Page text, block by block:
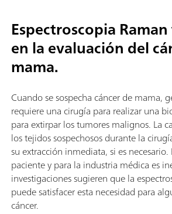
Espectroscopia
en la evaluación del
mama.
Cuando se sospecha cáncer de mama,
requiere una cirugía para realizar una
para extirpar los tumores malignos. La
los tejidos sospechosos durante la
su extracción inmediata, si es
paciente y para la industria médica es
investigaciones sugieren que la
puede satisfacer esta necesidad para
cáncer.